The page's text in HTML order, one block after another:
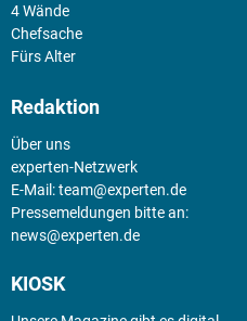
4 Wände
Chefsache
Fürs Alter
Redaktion
Über uns
experten-Netzwerk
E-Mail:team@experten.de
Pressemeldungen bitte an:
news@experten.de
KIOSK